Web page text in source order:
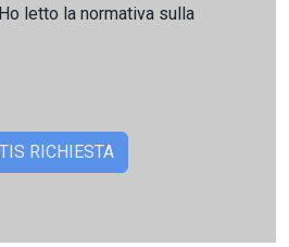
Ho letto la normativa sulla